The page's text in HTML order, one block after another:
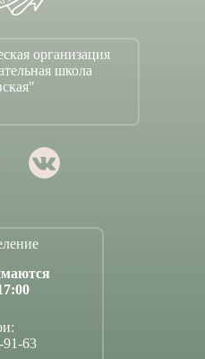
организация
школа
91-63